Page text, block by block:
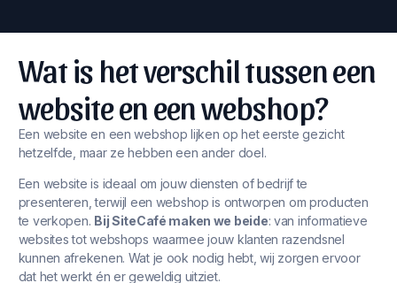
Wat is het verschil tussen een
website en een webshop?
Een website en een webshop lijken op het eerste gezicht
hetzelfde, maar ze hebben een ander doel.
Een website is ideaal om jouw diensten of bedrijf te
presenteren, terwijl een webshop is ontworpen om producten
te verkopen. Bij SiteCafé maken we beide: van informatieve
websites tot webshops waarmee jouw klanten razendsnel
kunnen afrekenen. Wat je ook nodig hebt, wij zorgen ervoor
dat het werkt én er geweldig uitziet.